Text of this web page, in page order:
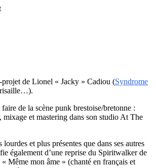
projet de Lionel « Jacky » Cadiou (Syndrome
faire de la scène punk brestoise/bretonne :
mixage et mastering dans son studio At The
et plus présentes que dans ses autres
également d’une reprise du Spiritwalker de
Même mon âme » (chanté en français et